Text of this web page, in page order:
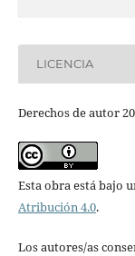
LICENCIA
Derechos de autor
Esta obra está bajo
Atribución 4.0.
Los autores/as